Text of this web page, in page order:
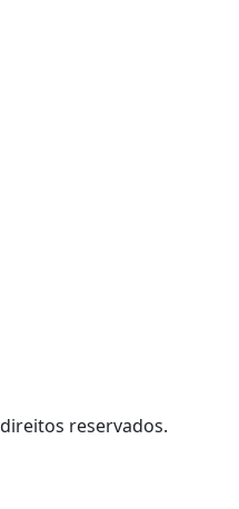
reservados.